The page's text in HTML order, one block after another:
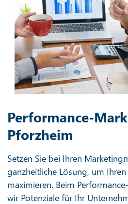
Performance-
Pforzheim
Setzen Sie bei Ihren
ganzheitliche Lösung, um
maximieren. Beim
wir Potenziale für Ihr